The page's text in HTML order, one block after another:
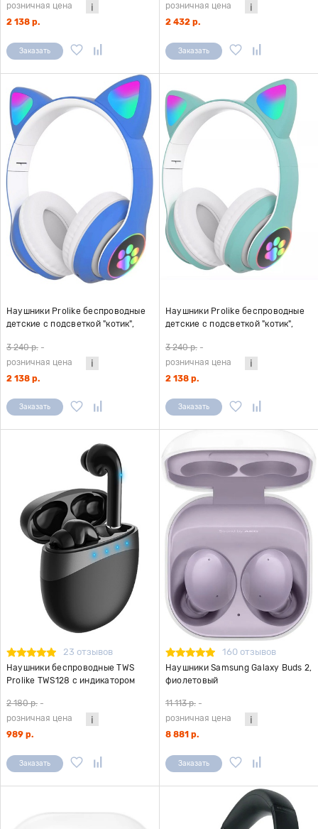
розничная цена
2 138 р.
Заказать
розничная цена
2 432 р.
Заказать
Наушники Prolike беспроводные
детские с подсветкой "котик",
3 240 р. -
розничная цена
2 138 р.
Заказать
Наушники Prolike беспроводные
детские с подсветкой "котик",
3 240 р. -
розничная цена
2 138 р.
Заказать
23 отзывов
Наушники беспроводные TWS
Prolike TWS128 с индикатором
2 180 р. -
розничная цена
989 р.
Заказать
160 отзывов
Наушники Samsung Galaxy Buds 2,
фиолетовый
11 113 р. -
розничная цена
8 881 р.
Заказать